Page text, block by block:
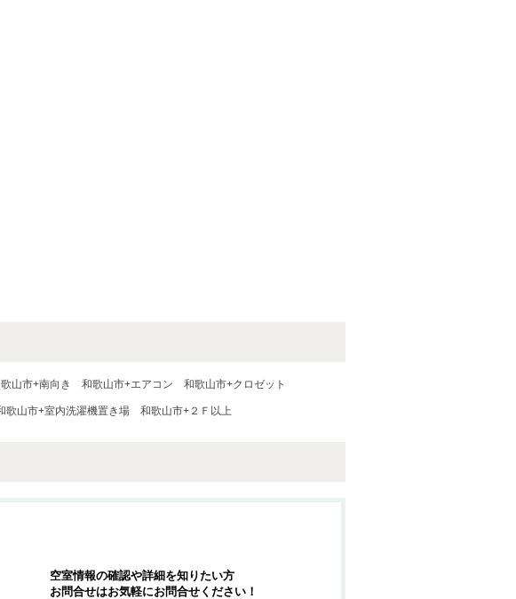
山市+南向き 和歌山市+エアコン 和歌山市+クロゼット
歌山市+室内洗濯機置き場 和歌山市+２Ｆ以上
空室情報の確認や詳細を知りたい方
お問合せはお気軽にお問合せください！